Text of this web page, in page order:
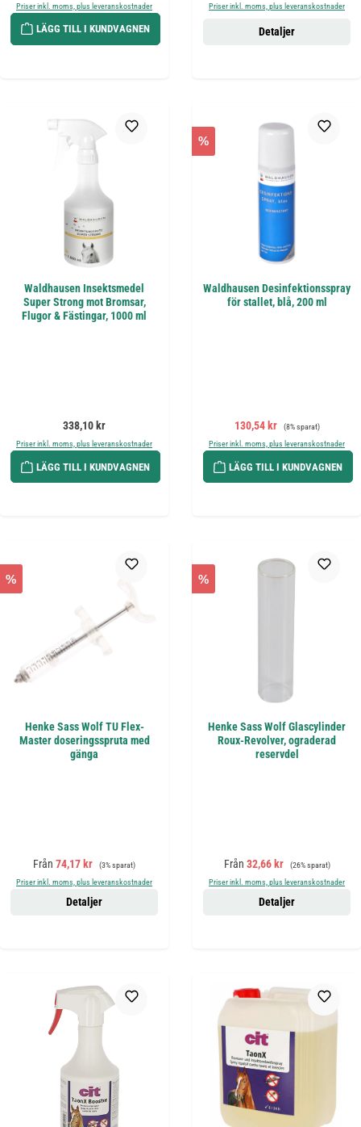
Priser inkl. moms, plus leveranskostnader
LÄGG TILL I KUNDVAGNEN
Priser inkl. moms, plus leveranskostnader
Detaljer
Waldhausen Insektsmedel
Super Strong mot Bromsar,
Flugor & Fästingar, 1000 ml
Ordinarie pris:
338,10 kr
Priser inkl. moms, plus leveranskostnader
LÄGG TILL I KUNDVAGNEN
%
Waldhausen Desinfektionsspray
för stallet, blå, 200 ml
Försäljningspris:
130,54 kr Ordinarie pris:
(8% sparat)
Priser inkl. moms, plus leveranskostnader
LÄGG TILL I KUNDVAGNEN
%
Henke Sass Wolf TU Flex-
Master doseringsspruta med
gänga
Försäljningspris:
Från 74,17 kr Ordinarie pris:
(3% sparat)
Priser inkl. moms, plus leveranskostnader
Detaljer
%
Henke Sass Wolf Glascylinder
Roux-Revolver, ograderad
reservdel
Försäljningspris:
Från 32,66 kr Ordinarie pris:
(26% sparat)
Priser inkl. moms, plus leveranskostnader
Detaljer